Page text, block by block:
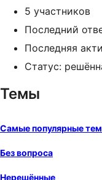
5 участников
Последний
Последняя
Статус:
Темы
Самые популярные
Без вопроса
Нерешённые